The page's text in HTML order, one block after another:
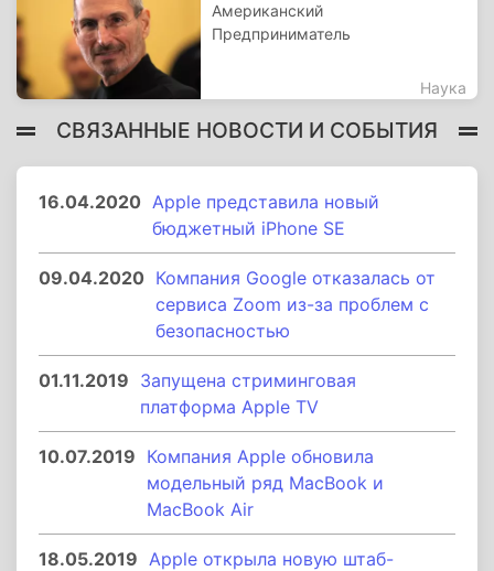
Американский
Предприниматель
Наука
СВЯЗАННЫЕ НОВОСТИ И СОБЫТИЯ
16.04.2020 Apple представила новый
бюджетный iPhone SE
09.04.2020 Компания Google отказалась от
сервиса Zoom из-за проблем с
безопасностью
01.11.2019 Запущена стриминговая
платформа Apple TV
10.07.2019 Компания Apple обновила
модельный ряд MacBook и
MacBook Air
18.05.2019 Apple открыла новую штаб-